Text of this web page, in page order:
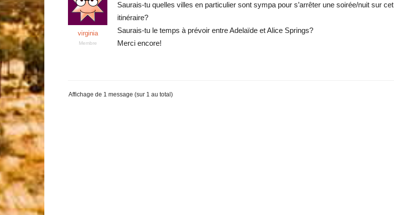
virginia
Membre
Saurais-tu quelles villes en particulier sont sympa pour s’arrêter une soirée/nuit sur cet
itinéraire?
Saurais-tu le temps à prévoir entre Adelaïde et Alice Springs?
Merci encore!
Affichage de 1 message (sur 1 au total)